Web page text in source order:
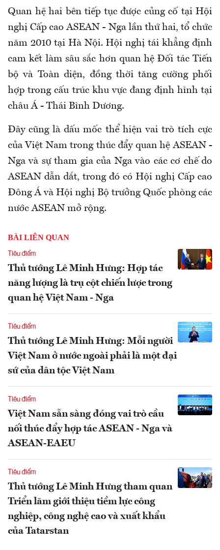
Quan hệ hai bên tiếp tục được củng cố tại Hội
nghị Cấp cao ASEAN - Nga lần thứ hai, tổ chức
năm 2010 tại Hà Nội. Hội nghị tái khẳng định
cam kết làm sâu sắc hơn quan hệ Đối tác Tiến
bộ và Toàn diện, đồng thời tăng cường phối
hợp trong cấu trúc khu vực đang định hình tại
châu Á - Thái Bình Dương.
Đây cũng là dấu mốc thể hiện vai trò tích cực
của Việt Nam trong thúc đẩy quan hệ ASEAN -
Nga và sự tham gia của Nga vào các cơ chế do
ASEAN dẫn dắt, trong đó có Hội nghị Cấp cao
Đông Á và Hội nghị Bộ trưởng Quốc phòng các
nước ASEAN mở rộng.
BÀI LIÊN QUAN
Tiêu điểm
Thủ tướng Lê Minh Hưng: Hợp tác
năng lượng là trụ cột chiến lược trong
quan hệ Việt Nam - Nga
Tiêu điểm
Thủ tướng Lê Minh Hưng: Mỗi người
Việt Nam ở nước ngoài phải là một đại
sứ của dân tộc Việt Nam
Tiêu điểm
Việt Nam sẵn sàng đóng vai trò cầu
nối thúc đẩy hợp tác ASEAN - Nga và
ASEAN-EAEU
Tiêu điểm
Thủ tướng Lê Minh Hưng tham quan
Triển lãm giới thiệu tiềm lực công
nghiệp, công nghệ cao và xuất khẩu
của Tatarstan